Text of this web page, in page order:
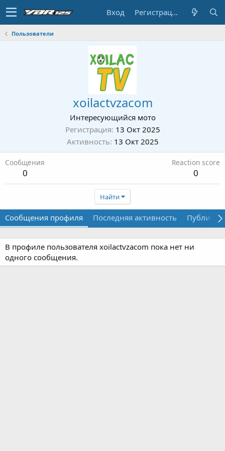
Вход Регистрация
Пользователи
xoilactvzacom
Интересующийся мото
Регистрация 13 Окт 2025
Активность 13 Окт 2025
Сообщения
0
Reaction score
0
Найти
Сообщения профиля Последняя активность
В профиле пользователя xoilactvzacom пока нет ни
одного сообщения.